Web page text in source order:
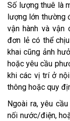
Số lượng thuê là
lượng lớn thường
vận hành và vận
đơn lẻ có thể
khai cũng ảnh
hoặc yêu cầu
khi các vị trí ở
thông hoặc quy
Ngoài ra, yêu
nối nước/điện,